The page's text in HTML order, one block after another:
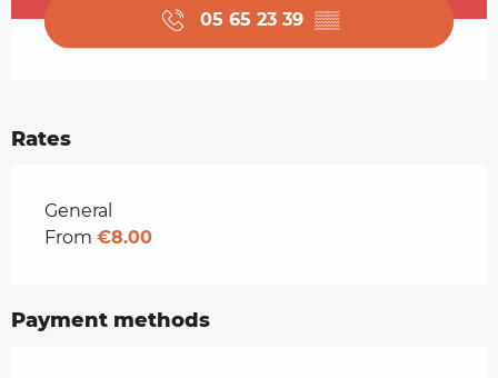
05 65 23 39 ▒▒
Rates
Rates 2026
General
From €8.00
Payment methods